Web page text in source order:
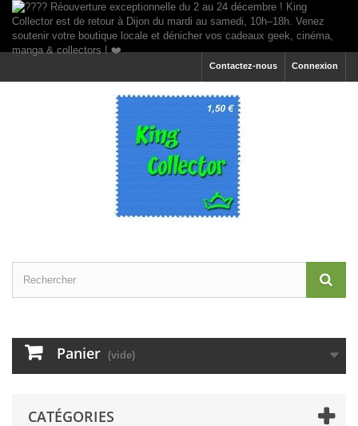
Connexion
Contactez-nous
Panier (vide)
CATÉGORIES